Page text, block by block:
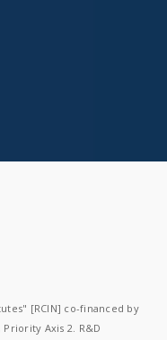
[RCIN] co-financed by
Axis 2. R&D